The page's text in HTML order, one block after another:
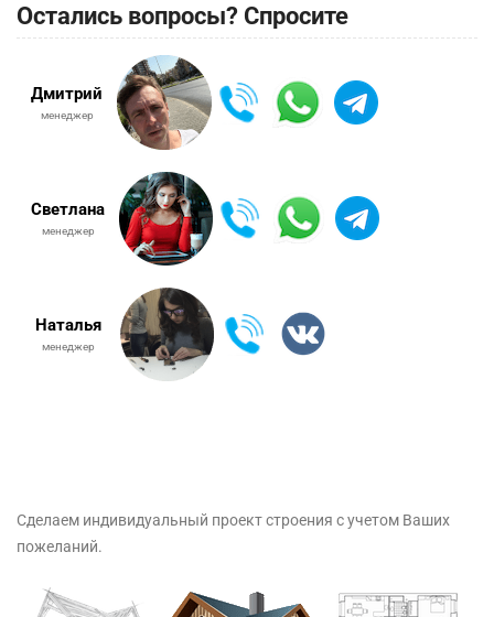
Остались вопросы? Спросите
Дмитрий
менеджер
Светлана
менеджер
Наталья
менеджер
Сделаем индивидуальный проект строения с учетом Ваших
пожеланий.